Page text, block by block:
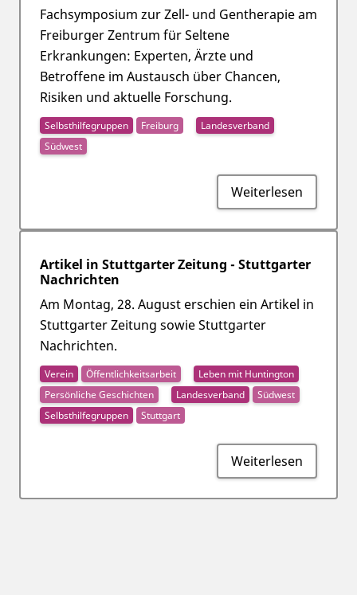
Fachsymposium zur Zell- und Gentherapie am
Freiburger Zentrum für Seltene
Erkrankungen: Experten, Ärzte und
Betroffene im Austausch über Chancen,
Risiken und aktuelle Forschung.
Weiterlesen
Selbsthilfegruppen Freiburg
Landesverband
Südwest
Artikel in Stuttgarter Zeitung - Stuttgarter
Nachrichten
Am Montag, 28. August erschien ein Artikel in
Stuttgarter Zeitung sowie Stuttgarter
Nachrichten.
Weiterlesen
Verein Öffentlichkeitsarbeit
Leben mit Huntington
Persönliche Geschichten
Landesverband
Südwest
Selbsthilfegruppen
Stuttgart